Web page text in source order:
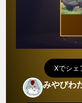
Xでシェ
みやびわ